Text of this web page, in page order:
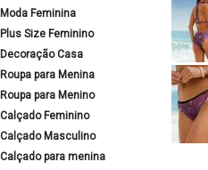
Moda Feminina
Plus Size Feminino
Decoração Casa
Roupa para Menina
Roupa para Menino
Calçado Feminino
Calçado Masculino
Calçado para menina